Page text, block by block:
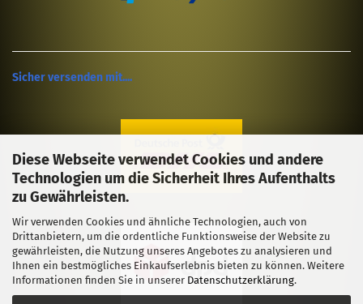
Diese Webseite verwendet Cookies und andere
Technologien um die Sicherheit Ihres Aufenthalts
zu Gewährleisten.
Wir verwenden Cookies und ähnliche Technologien, auch von
Drittanbietern, um die ordentliche Funktionsweise der Website zu
gewährleisten, die Nutzung unseres Angebotes zu analysieren und
Ihnen ein bestmögliches Einkaufserlebnis bieten zu können. Weitere
Informationen finden Sie in unserer Datenschutzerklärung.
Sicher versenden mit....